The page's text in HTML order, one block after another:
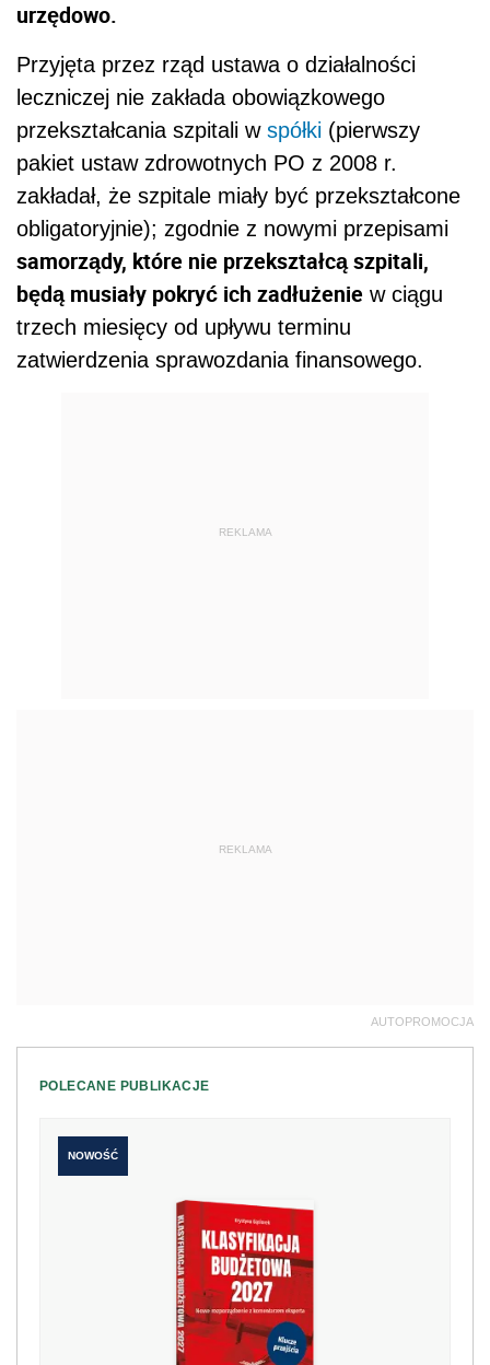
urzędowo.
Przyjęta przez rząd ustawa o działalności
leczniczej nie zakłada obowiązkowego
przekształcania szpitali w spółki (pierwszy
pakiet ustaw zdrowotnych PO z 2008 r.
zakładał, że szpitale miały być przekształcone
obligatoryjnie); zgodnie z nowymi przepisami
samorządy, które nie przekształcą szpitali,
będą musiały pokryć ich zadłużenie w ciągu
trzech miesięcy od upływu terminu
zatwierdzenia sprawozdania finansowego.
REKLAMA
REKLAMA
AUTOPROMOCJA
POLECANE PUBLIKACJE
NOWOŚĆ